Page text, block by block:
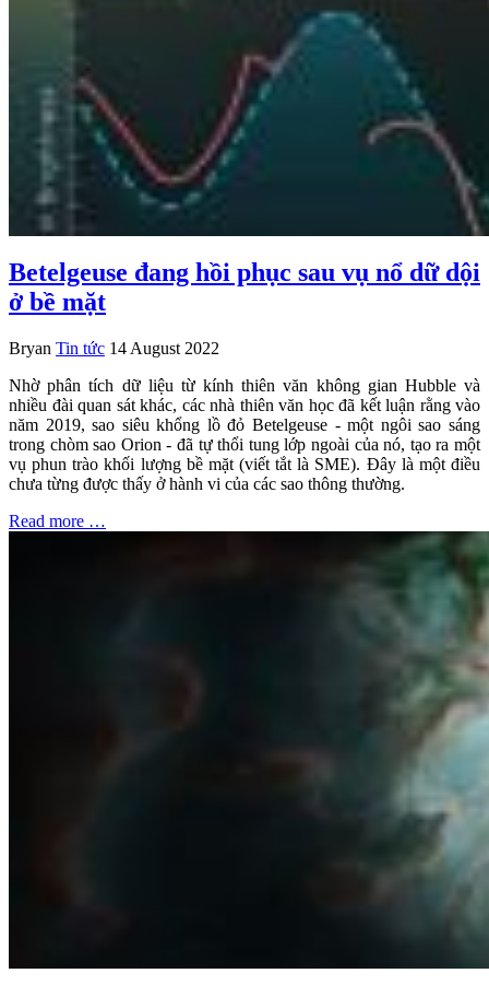
Betelgeuse đang hồi phục sau vụ nổ dữ dội
ở bề mặt
Bryan Tin tức 14 August 2022
Nhờ phân tích dữ liệu từ kính thiên văn không gian Hubble và
nhiều đài quan sát khác, các nhà thiên văn học đã kết luận rằng vào
năm 2019, sao siêu khổng lồ đỏ Betelgeuse - một ngôi sao sáng
trong chòm sao Orion - đã tự thổi tung lớp ngoài của nó, tạo ra một
vụ phun trào khối lượng bề mặt (viết tắt là SME). Đây là một điều
chưa từng được thấy ở hành vi của các sao thông thường.
Read more …